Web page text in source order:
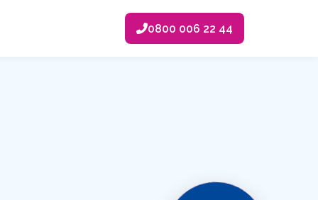
0800 006 22 44